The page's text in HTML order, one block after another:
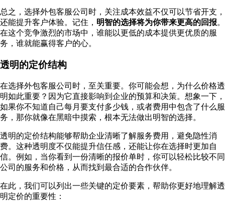
总之，选择外包客服公司时，关注成本效益不仅可以节省开支，
还能提升客户体验。记住， 明智的选择将为你带来更高的回报。
在这个竞争激烈的市场中，谁能以更低的成本提供更优质的服
务，谁就能赢得客户的心。
透明的定价结构
在选择外包客服公司时，至关重要。你可能会想，为什么价格透
明如此重要？因为它直接影响到企业的预算和决策。想象一下，
如果你不知道自己每月要支付多少钱，或者费用中包含了什么服
务，那你就像在黑暗中摸索，根本无法做出明智的选择。
透明的定价结构能够帮助企业清晰了解服务费用，避免隐性消
费。这种透明度不仅能提升信任感，还能让你在选择时更加自
信。例如，当你看到一份清晰的报价单时，你可以轻松比较不同
公司的服务和价格，从而找到最合适的合作伙伴。
在此，我们可以列出一些关键的定价要素，帮助你更好地理解透
明定价的重要性：